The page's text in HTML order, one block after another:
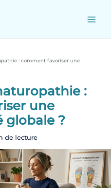
: comment favoriser une
:
une
globale ?